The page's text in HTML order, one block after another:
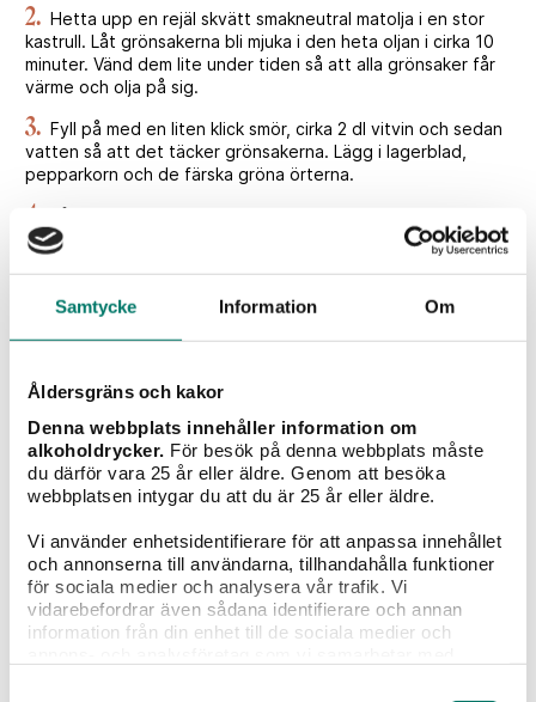
Samtycke Information Om
Åldersgräns och kakor
Denna webbplats innehåller information om
alkoholdrycker. För besök på denna webbplats måste
du därför vara 25 år eller äldre. Genom att besöka
webbplatsen intygar du att du är 25 år eller äldre.
Vi använder enhetsidentifierare för att anpassa innehållet
och annonserna till användarna, tillhandahålla funktioner
för sociala medier och analysera vår trafik. Vi
vidarebefordrar även sådana identifierare och annan
information från din enhet till de sociala medier och
2. Hetta upp en rejäl skvätt smakneutral matolja i en stor
kastrull. Låt grönsakerna bli mjuka i den heta oljan i cirka 10
minuter. Vänd dem lite under tiden så att alla grönsaker får
värme och olja på sig.
3. Fyll på med en liten klick smör, cirka 2 dl vitvin och sedan
vatten så att det täcker grönsakerna. Lägg i lagerblad,
pepparkorn och de färska gröna örterna.
4.
cirka en fjärdedel. Smaka av med salt och peppar och sila
sedan av.
Häll upp i isformar eller större förpackningar om du ska
Betyg
5 röster
Vad tycker du?